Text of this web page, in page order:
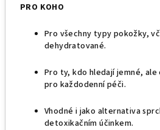
PRO KOHO
Pro všechny typy pokožky,
dehydratované.
Pro ty, kdo hledají jemné,
pro každodenní péči.
Vhodné i jako alternativa
detoxikačním účinkem.